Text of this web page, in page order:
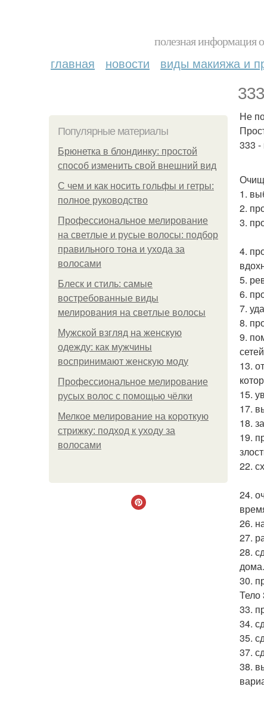
полезная информация
главная новости виды макияжа и
Популярные материалы
Брюнетка в блондинку: простой
способ изменить свой внешний вид
С чем и как носить гольфы и гетры:
полное руководство
Профессиональное мелирование
на светлые и русые волосы: подбор
правильного тона и ухода за
волосами
Блеск и стиль: самые
востребованные виды
мелирования на светлые волосы
Мужской взгляд на женскую
одежду: как мужчины
воспринимают женскую моду
Профессиональное мелирование
русых волос с помощью чёлки
Мелкое мелирование на короткую
стрижку: подход к уходу за
волосами
Не
333 -
1.
2.
3.
4.
5.
6.
7.
8.
9.
13.
15.
17.
18.
19.
22.
24.
26.
27.
28.
дома.
30.
Тело
33.
34.
35.
37.
38.